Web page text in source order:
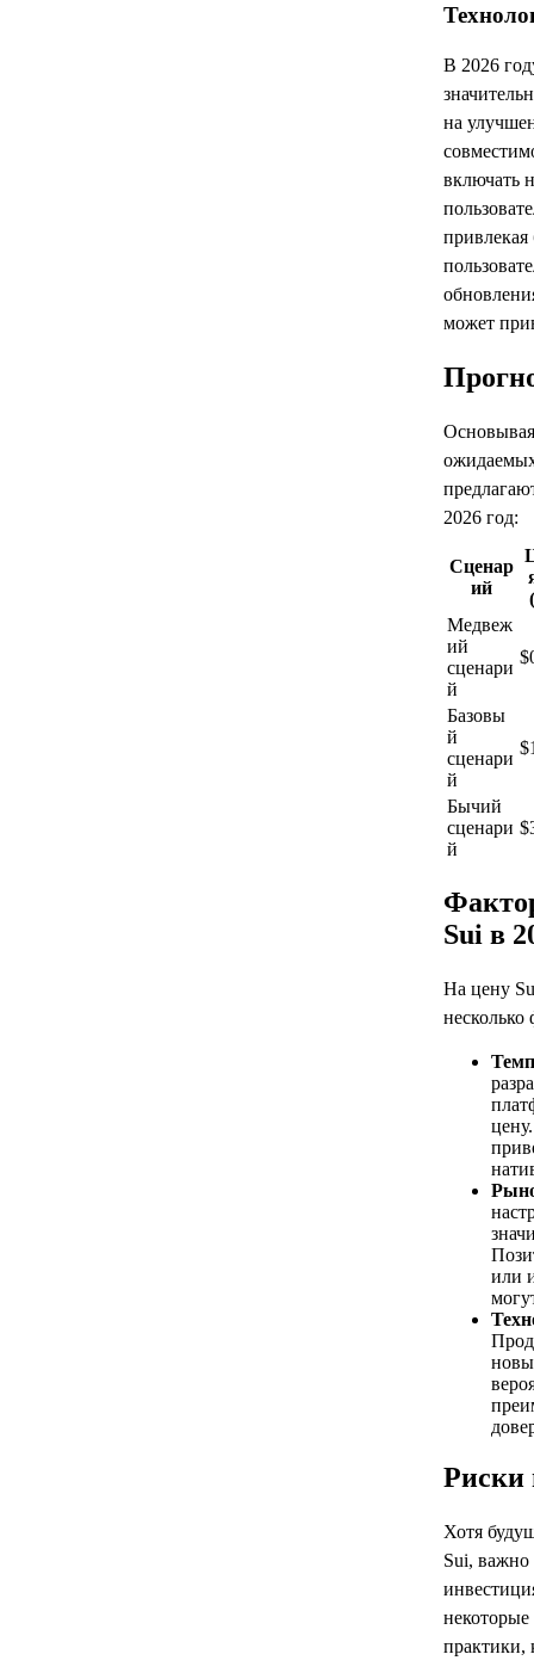
В 2026
на
включать
привлекая
может
ожидаемых
2026 год:
Сценар
ий
Медвеж
ий
сценари
й
Базовы
й
сценари
й
Бычий
сценари
й
Sui в
На цену
несколько
или
Риски
Хотя
Sui, важно
практики,